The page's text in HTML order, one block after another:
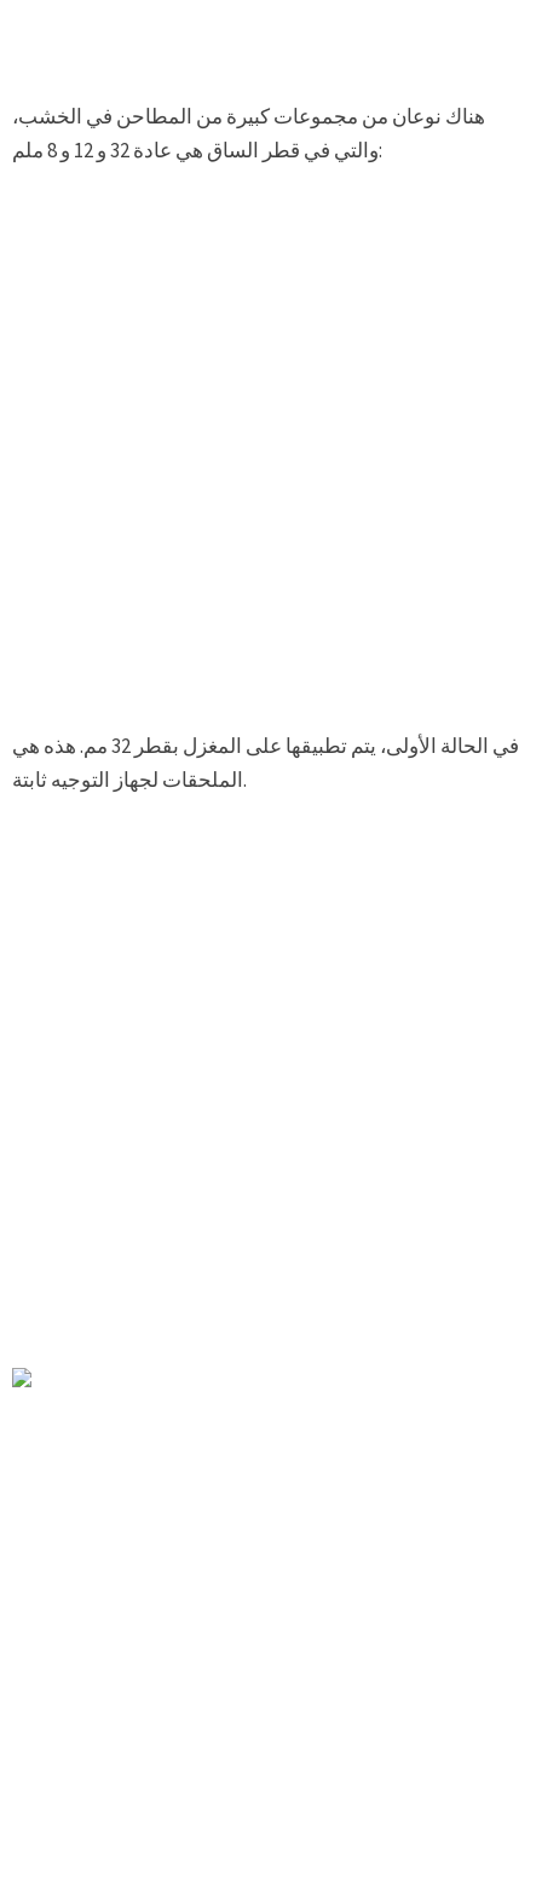
هناك نوعان من مجموعات كبيرة من المطاحن في الخشب،
والتي في قطر الساق هي عادة 32 و 12 و 8 ملم:
في الحالة الأولى، يتم تطبيقها على المغزل بقطر 32 مم. هذه هي
الملحقات لجهاز التوجيه ثابتة.